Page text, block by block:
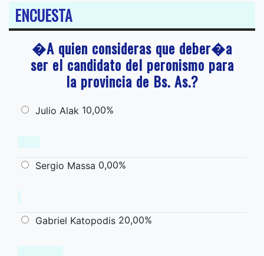
ENCUESTA
�A quien consideras que deber�a
ser el candidato del peronismo para
la provincia de Bs. As.?
Julio Alak 10,00%
Sergio Massa 0,00%
Gabriel Katopodis 20,00%